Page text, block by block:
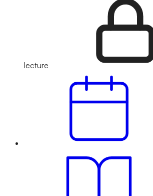
lecture